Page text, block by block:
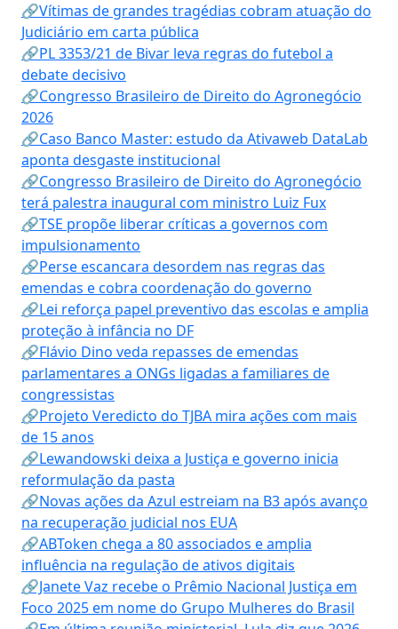
🔗Vítimas de grandes tragédias cobram atuação do
Judiciário em carta pública
🔗PL 3353/21 de Bivar leva regras do futebol a
debate decisivo
🔗Congresso Brasileiro de Direito do Agronegócio
2026
🔗Caso Banco Master: estudo da Ativaweb DataLab
aponta desgaste institucional
🔗Congresso Brasileiro de Direito do Agronegócio
terá palestra inaugural com ministro Luiz Fux
🔗TSE propõe liberar críticas a governos com
impulsionamento
🔗Perse escancara desordem nas regras das
emendas e cobra coordenação do governo
🔗Lei reforça papel preventivo das escolas e amplia
proteção à infância no DF
🔗Flávio Dino veda repasses de emendas
parlamentares a ONGs ligadas a familiares de
congressistas
🔗Projeto Veredicto do TJBA mira ações com mais
de 15 anos
🔗Lewandowski deixa a Justiça e governo inicia
reformulação da pasta
🔗Novas ações da Azul estreiam na B3 após avanço
na recuperação judicial nos EUA
🔗ABToken chega a 80 associados e amplia
influência na regulação de ativos digitais
🔗Janete Vaz recebe o Prêmio Nacional Justiça em
Foco 2025 em nome do Grupo Mulheres do Brasil